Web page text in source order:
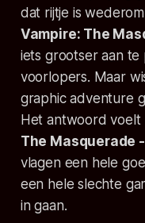
dat rijtje is
Vampire: The
iets grootser aan
voorlopers. Maar
graphic adventure
Het antwoord voelt
The Masquerade
vlagen een hele
een hele slechte
in gaan.